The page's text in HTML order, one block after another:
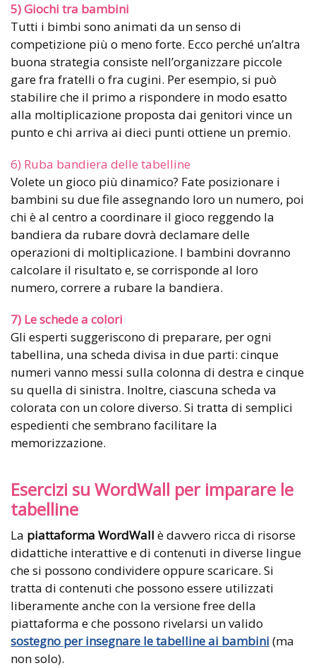
5) Giochi tra bambini
Tutti i bimbi sono animati da un senso di
competizione più o meno forte. Ecco perché un’altra
buona strategia consiste nell’organizzare piccole
gare fra fratelli o fra cugini. Per esempio, si può
stabilire che il primo a rispondere in modo esatto
alla moltiplicazione proposta dai genitori vince un
punto e chi arriva ai dieci punti ottiene un premio.
6) Ruba bandiera delle tabelline
Volete un gioco più dinamico? Fate posizionare i
bambini su due file assegnando loro un numero, poi
chi è al centro a coordinare il gioco reggendo la
bandiera da rubare dovrà declamare delle
operazioni di moltiplicazione. I bambini dovranno
calcolare il risultato e, se corrisponde al loro
numero, correre a rubare la bandiera.
7) Le schede a colori
Gli esperti suggeriscono di preparare, per ogni
tabellina, una scheda divisa in due parti: cinque
numeri vanno messi sulla colonna di destra e cinque
su quella di sinistra. Inoltre, ciascuna scheda va
colorata con un colore diverso. Si tratta di semplici
espedienti che sembrano facilitare la
memorizzazione.
Esercizi su WordWall per imparare le
tabelline
La piattaforma WordWall è davvero ricca di risorse
didattiche interattive e di contenuti in diverse lingue
che si possono condividere oppure scaricare. Si
tratta di contenuti che possono essere utilizzati
liberamente anche con la versione free della
piattaforma e che possono rivelarsi un valido
sostegno per insegnare le tabelline ai bambini (ma
non solo).